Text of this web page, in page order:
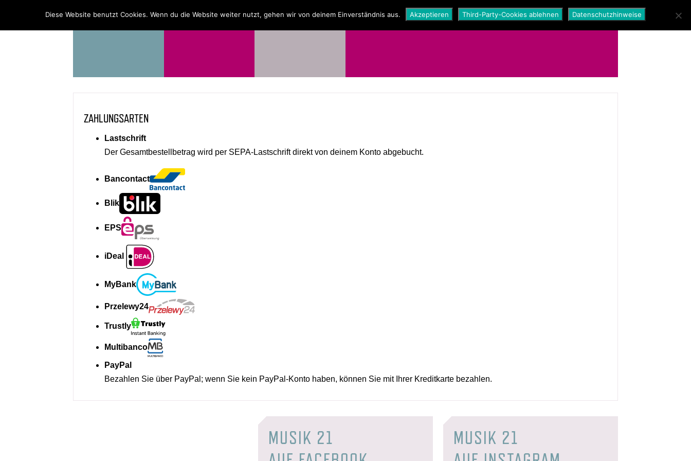
PROGRAMM ÜBER UNS NEWS SHOP
ZAHLUNGSARTEN
Lastschrift
Der Gesamtbestellbetrag wird per SEPA-Lastschrift direkt von deinem Konto abgebucht.
Bancontact
Blik
EPS
iDeal
MyBank
Przelewy24
Trustly
Multibanco
PayPal
Bezahlen Sie über PayPal; wenn Sie kein PayPal-Konto haben, können Sie mit Ihrer Kreditkarte bezahlen.
MUSIK 21
MUSIK 21
Diese Website benutzt Cookies. Wenn du die Website weiter nutzt, gehen wir von deinem Einverständnis aus. Akzeptieren Third-Party-Cookies ablehnen Datenschutzhinweise